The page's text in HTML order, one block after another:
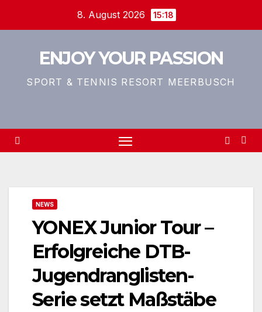
8. August 2026 15:18
ENJOY YOUR PASSION
SPORT & TENNIS RESORT MEERBUSCH
NEWS
YONEX Junior Tour –
Erfolgreiche DTB-
Jugendranglisten-
Serie setzt Maßstäbe